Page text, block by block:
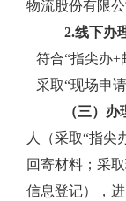
物流股份有限
2.线下办
符合“指尖办+
采取“现场申
（三）办
人（采取“指尖
回寄材料；采
信息登记），